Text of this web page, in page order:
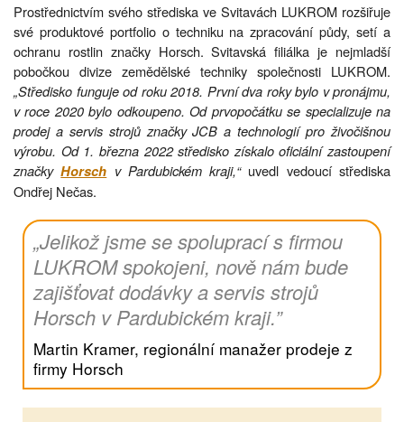
Prostřednictvím svého střediska ve Svitavách LUKROM rozšiřuje
své produktové portfolio o techniku na zpracování půdy, setí a
ochranu rostlin značky Horsch. Svitavská filiálka je nejmladší
pobočkou divize zemědělské techniky společnosti LUKROM.
„Středisko funguje od roku 2018. První dva roky bylo v pronájmu,
v roce 2020 bylo odkoupeno. Od prvopočátku se specializuje na
prodej a servis strojů značky JCB a technologií pro živočišnou
výrobu. Od 1. března 2022 středisko získalo oficiální zastoupení
značkyHorsch v Pardubickém kraji,“uvedl vedoucí střediska
Ondřej Nečas.
„Jelikož jsme se spoluprací s firmou
LUKROM spokojeni, nově nám bude
zajišťovat dodávky a servis strojů
Horsch v Pardubickém kraji.”
Martin Kramer, regionální manažer prodeje z
firmy Horsch